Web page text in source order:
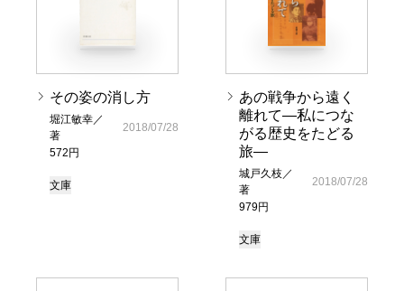
その姿の消し方
堀江敏幸／
著
572円
2018/07/28
文庫
あの戦争から遠く
離れて―私につな
がる歴史をたどる
旅―
城戸久枝／
著
979円
2018/07/28
文庫